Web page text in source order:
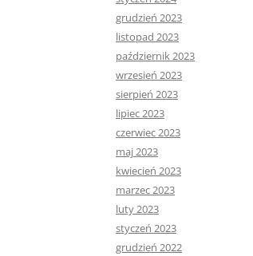
grudzień 2023
listopad 2023
październik 2023
wrzesień 2023
sierpień 2023
lipiec 2023
czerwiec 2023
maj 2023
kwiecień 2023
marzec 2023
luty 2023
styczeń 2023
grudzień 2022